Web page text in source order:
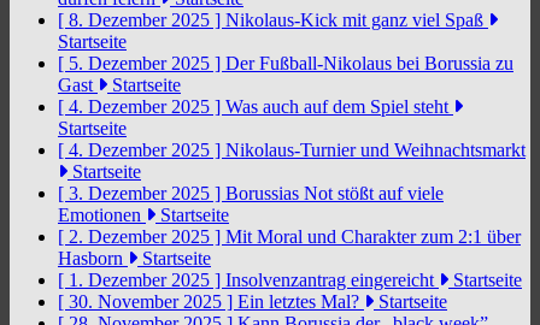
[ 8. Dezember 2025 ] Nikolaus-Kick mit ganz viel Spaß
Startseite
[ 5. Dezember 2025 ] Der Fußball-Nikolaus bei Borussia zu
Gast
Startseite
[ 4. Dezember 2025 ] Was auch auf dem Spiel steht
Startseite
[ 4. Dezember 2025 ] Nikolaus-Turnier und Weihnachtsmarkt
Startseite
[ 3. Dezember 2025 ] Borussias Not stößt auf viele
Emotionen
Startseite
[ 2. Dezember 2025 ] Mit Moral und Charakter zum 2:1 über
Hasborn
Startseite
[ 1. Dezember 2025 ] Insolvenzantrag eingereicht
Startseite
[ 30. November 2025 ] Ein letztes Mal?
Startseite